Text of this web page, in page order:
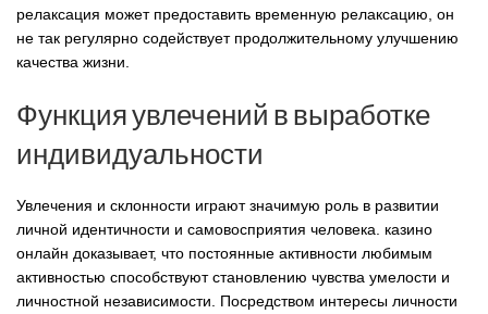
релаксация может предоставить временную релаксацию, он
не так регулярно содействует продолжительному улучшению
качества жизни.
Функция увлечений в выработке
индивидуальности
Увлечения и склонности играют значимую роль в развитии
личной идентичности и самовосприятия человека. казино
онлайн доказывает, что постоянные активности любимым
активностью способствуют становлению чувства умелости и
личностной независимости. Посредством интересы личности